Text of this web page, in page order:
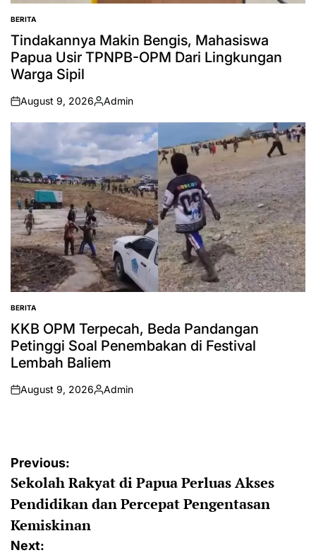
POSTED
IN
BERITA
Tindakannya Makin Bengis, Mahasiswa
Papua Usir TPNPB-OPM Dari Lingkungan
Warga Sipil
on
August 9, 2026
Posted
by
Admin
POSTED
IN
BERITA
KKB OPM Terpecah, Beda Pandangan
Petinggi Soal Penembakan di Festival
Lembah Baliem
on
August 9, 2026
Posted
Admin
Post
navigation
Previous:
Sekolah Rakyat di Papua Perluas Akses
Pendidikan dan Percepat Pengentasan
Kemiskinan
Next: